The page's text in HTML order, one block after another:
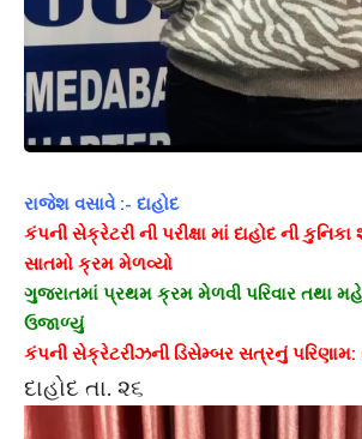
રાજેશ વસાવે :- દાહોદ
કંપની સેક્રેટરી ની પરીક્ષા માં દાહોદ ની
સાતમો ક્રમ મેળવ્યો
ગુજરાતમાં પ્રથમ ક્રમ મેળવી પરિવાર તથા
ઉજાળ્યું
કંપની સેક્રેટરીઝની ડિસેમ્બર સત્રનું પરિણામ:
દાહોદ તા. ૨૬